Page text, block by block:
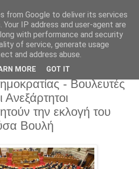
2014
για τον
- Βουλευτές
την εκλογή του
Βουλή
from Google to deliver its services
IP address and user-agent are
with performance and security
of service, generate usage
and address abuse.
MORE GOT IT